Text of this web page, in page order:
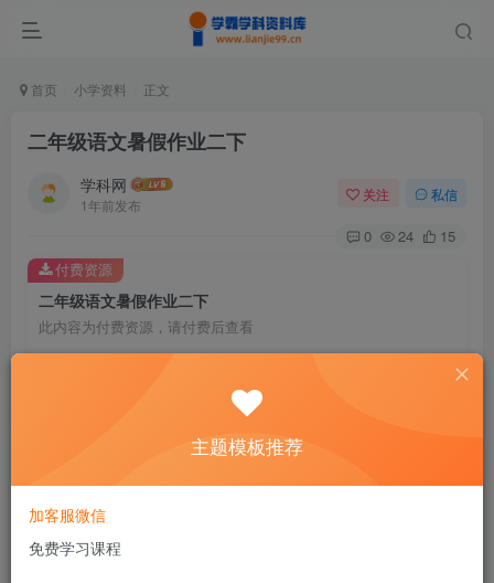
首页 小学资料 正文
二年级语文暑假作业二下
学科网
1年前发布
关注 私信
0 24 15
二年级语文暑假作业二下
此内容为付费资源，请付费后查看
9.9
暂时无法购买，请与站长联系
格式
页数
付费资源
主题模板推荐
加客服微信
免费学习课程